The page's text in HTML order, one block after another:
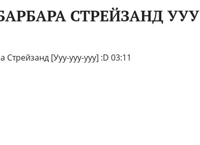
СТРЕЙЗАНД УУУ
Стрейзанд [Ууу-ууу-ууу] :D 03:11